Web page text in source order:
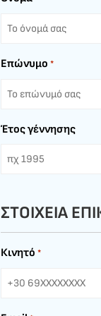
Επώνυμο *
Έτος γέννησης
ΣΤΟΙΧΕΙΑ
Κινητό *